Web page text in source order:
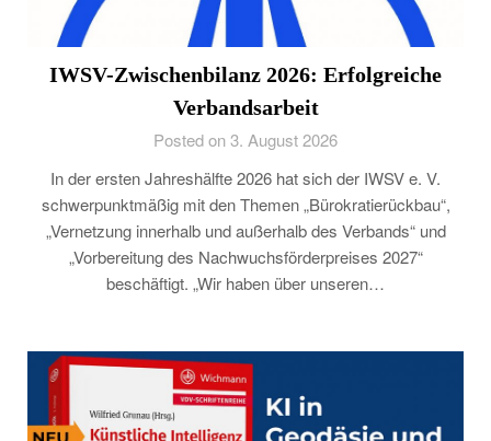
IWSV-Zwischenbilanz 2026: Erfolgreiche
Verbandsarbeit
Posted on 3. August 2026
In der ersten Jahreshälfte 2026 hat sich der IWSV e. V.
schwerpunktmäßig mit den Themen „Bürokratierückbau“,
„Vernetzung innerhalb und außerhalb des Verbands“ und
„Vorbereitung des Nachwuchsförderpreises 2027“
beschäftigt. „Wir haben über unseren…